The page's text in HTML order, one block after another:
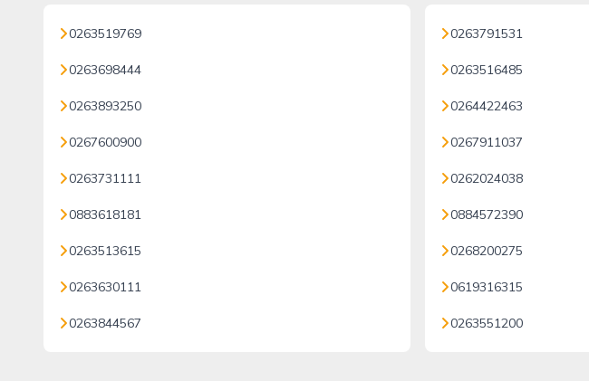
0263519769
0263698444
0263893250
0267600900
0263731111
0883618181
0263513615
0263630111
0263844567
0263791531
0263516485
0264422463
0267911037
0262024038
0884572390
0268200275
0619316315
0263551200